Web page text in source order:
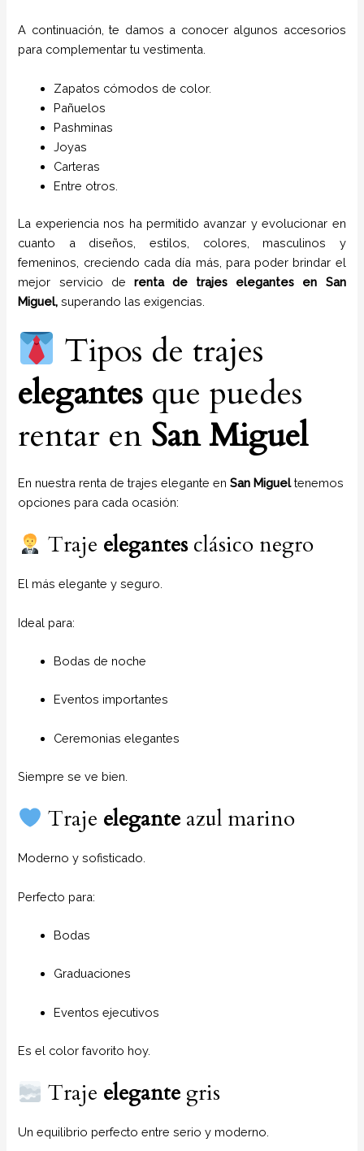
A continuación, te damos a conocer algunos accesorios
para complementar tu vestimenta.
Zapatos cómodos de color.
Pañuelos
Pashminas
Joyas
Carteras
Entre otros.
La experiencia nos ha permitido avanzar y evolucionar en
cuanto a diseños, estilos, colores, masculinos y
femeninos, creciendo cada día más, para poder brindar el
mejor servicio de renta de trajes elegantes en San
Miguel, superando las exigencias.
Tipos de trajes
elegantes que puedes
rentar en San Miguel
En nuestra renta de trajes elegante enSan Migueltenemos
opciones para cada ocasión:
Traje elegantes clásico negro
El más elegante y seguro.
Ideal para:
Bodas de noche
Eventos importantes
Ceremonias elegantes
Siempre se ve bien.
Traje elegante azul marino
Moderno y sofisticado.
Perfecto para:
Bodas
Graduaciones
Eventos ejecutivos
Es el color favorito hoy.
Traje elegante gris
Un equilibrio perfecto entre serio y moderno.